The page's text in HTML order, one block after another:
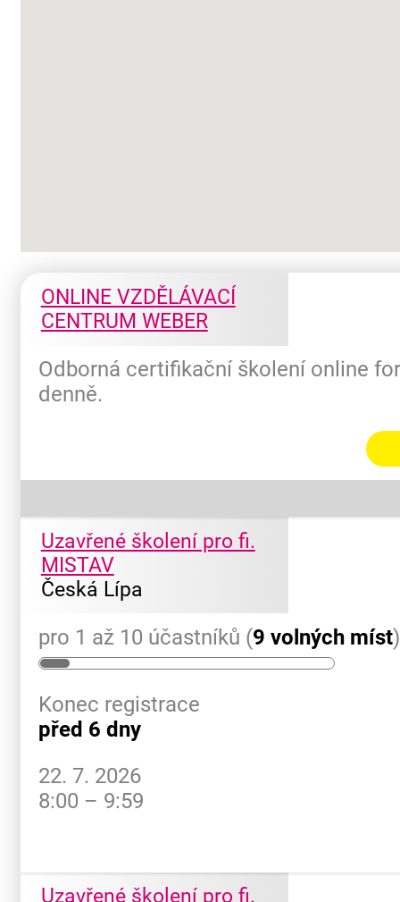
ONLINE VZDĚLÁVACÍ
CENTRUM WEBER
Odborná certifikační školení online
denně.
Uzavřené školení pro fi.
MISTAV
Česká Lípa
pro 1 až 10 účastníků (9 volných míst)
Konec registrace
před 6 dny
22. 7. 2026
8:00 – 9:59
Uzavřené školení pro fi.